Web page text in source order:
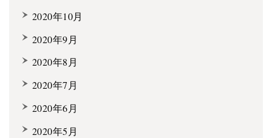
2020年10月
2020年9月
2020年8月
2020年7月
2020年6月
2020年5月